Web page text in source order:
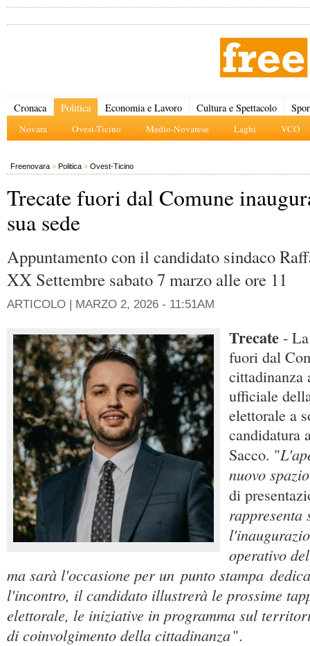
Cronaca Politica
Novara Ovest-Ticino Medio-Novarese Laghi VCO
Economia e Lavoro Cultura e Spettacolo
Freenovara » Politica » Ovest-Ticino
Trecate fuori dal Comune
sua sede
Appuntamento con il candidato sindaco
XX Settembre sabato 7 marzo alle ore 11
ARTICOLO | MARZO 2, 2026 - 11:51AM
Trecate -
fuori dal
cittadinanza
ufficiale
elettorale a
candidatura
Sacco. "
nuovo spazio
di
rappresenta
operativo
ma sarà l'occasione per un punto stampa
l'incontro, il candidato illustrerà le prossime
elettorale, le iniziative in programma sul
di coinvolgimento della cittadinanza".